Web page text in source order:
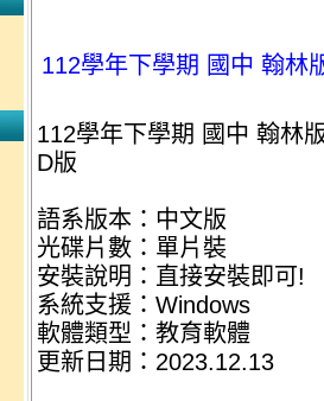
112學年下學期 國中 翰林
112學年下學期 國中 翰林
D版
語系版本：中文版
光碟片數：單片裝
安裝說明：直接安裝即可!
系統支援：Windows
軟體類型：教育軟體
更新日期：2023.12.13